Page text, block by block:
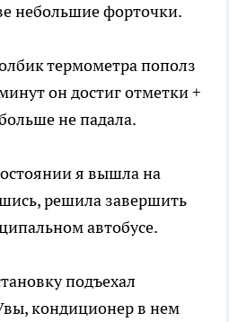
небольшие форточки.
термометра пополз
он достиг отметки +
не падала.
я вышла на
решила завершить
автобусе.
подъехал
кондиционер в нем